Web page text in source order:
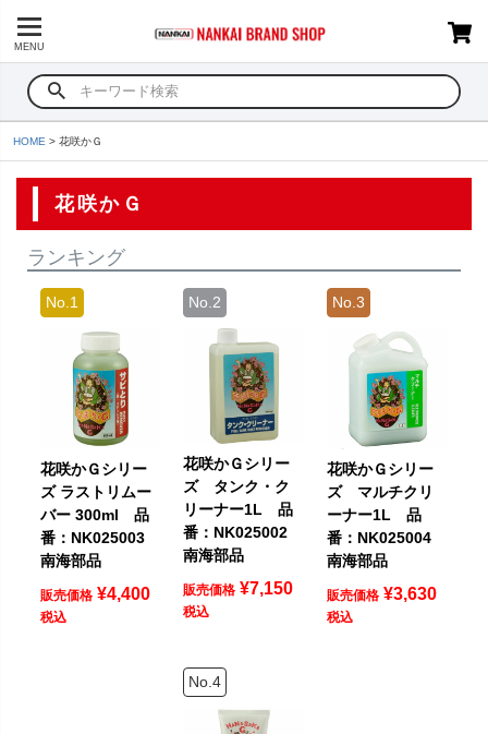
MENU
HOME 花咲かＧ
花咲かＧ
ランキング
花咲かＧシリー
ズ ラストリムー
バー 300ml 品
番：NK025003
南海部品
販売価格 ¥4,400
税込
花咲かＧシリー
ズ タンク・ク
リーナー1L 品
番：NK025002
南海部品
販売価格 ¥7,150
税込
花咲かＧシリー
ズ マルチクリ
ーナー1L 品
番：NK025004
南海部品
販売価格 ¥3,630
税込